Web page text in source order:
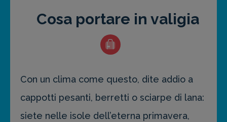
Cosa portare in valigia
Con un clima come questo, dite addio a
cappotti pesanti, berretti o sciarpe di lana:
siete nelle isole dell’eterna primavera,